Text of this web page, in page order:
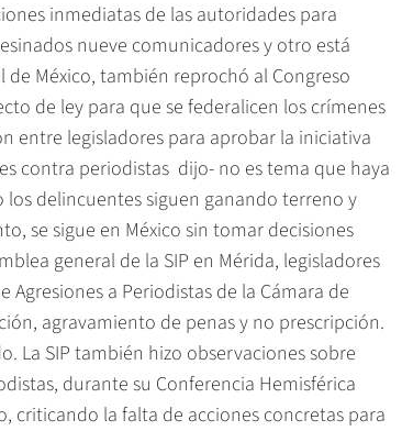
inmediatas de las autoridades para
nueve comunicadores y otro está
de México, también reprochó al Congreso
de ley para que se federalicen los crímenes
entre legisladores para aprobar la iniciativa
contra periodistas  dijo- no es tema que haya
delincuentes siguen ganando terreno y
se sigue en México sin tomar decisiones
general de la SIP en Mérida, legisladores
a Periodistas de la Cámara de
agravamiento de penas y no prescripción.
La SIP también hizo observaciones sobre
durante su Conferencia Hemisférica
criticando la falta de acciones concretas para